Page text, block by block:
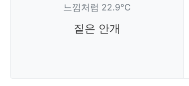
느낌처럼 22.9°C
짙은 안개